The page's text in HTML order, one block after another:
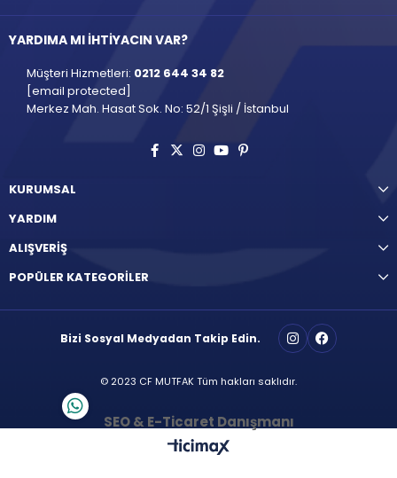
YARDIMA MI İHTİYACIN VAR?
Müşteri Hizmetleri: 0212 644 34 82
[email protected]
Merkez Mah. Hasat Sok. No: 52/1 Şişli / İstanbul
KURUMSAL
YARDIM
ALIŞVERİŞ
POPÜLER KATEGORİLER
Bizi Sosyal Medyadan Takip Edin.
© 2023 CF MUTFAK Tüm hakları saklıdır.
SEO & E-Ticaret Danışmanı